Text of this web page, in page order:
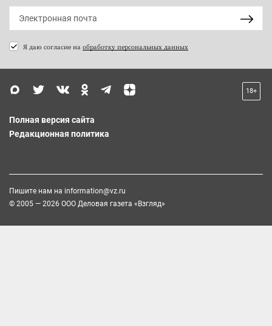
Я даю согласие на обработку персональных данных
18+
Полная версия сайта
Редакционная политика
Пишите нам на information@vz.ru
© 2005 — 2026 ООО Деловая газета «Взгляд»